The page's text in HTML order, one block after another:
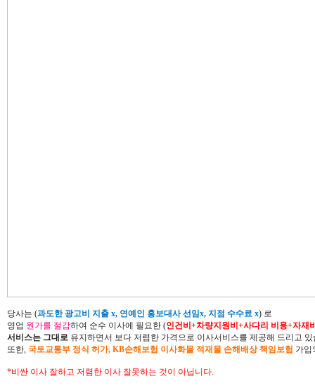
당사는 (과도한 광고비 지출 x, 연예인 홍보대사 선임x, 지점 수수료 x) 로
영업 원가를 절감하여 순수 이사에 필요한 (인건비+차량지원비+사다리 비용+자재
서비스는 그대로 유지하면서 보다 저렴한 가격으로 이사서비스를 제공해 드리고 있
또한, 국토교통부 정식 허가, KB손해보험 이사화물 적재물 손해배상 책임보험 가입
*비싼 이사 잘하고 저렴한 이사 잘못하는 것이 아닙니다.